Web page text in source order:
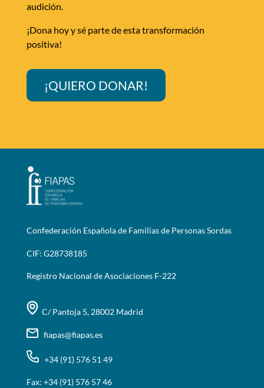
audición.
¡Dona hoy y sé parte de esta transformación
positiva!
¡QUIERO DONAR!
Confederación Española de Familias de Personas Sordas
CIF: G28738185
Registro Nacional de Asociaciones F-222
C/ Pantoja 5, 28002 Madrid
fiapas@fiapas.es
+34 (91) 576 51 49
Fax: +34 (91) 576 57 46